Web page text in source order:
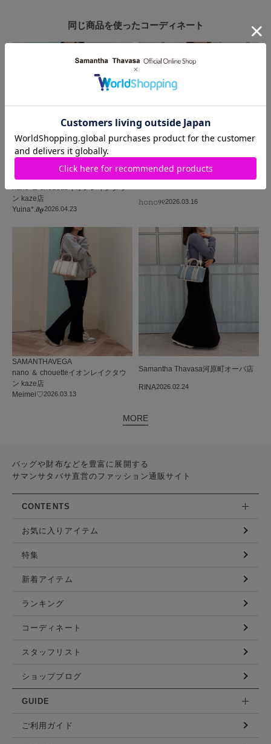
同じ商品を使ったコーディネート
2026.04.23
SAMANTHAVEGA
nano ＆ chouetteイオンレイクタウ
ン kaze店
Yuina*.𝝑𝝔
2026.03.16
𝚑𝚘𝚗𝚘୨୧
2026.03.13
SAMANTHAVEGA
nano ＆ chouetteイオンレイクタウ
ン kaze店
Meimei♡
2026.02.24
Samantha Thavasa河原町オーパ店
RINA
MORE
バッグや財布などを豊富に展開する
サマンサタバサ直営のファッション通販サイト
CONTENTS
お気に入りアイテム
特集
新着アイテム
ランキング
コーディネート
スタッフリスト
ショップブログ
GUIDE
ご利用ガイド